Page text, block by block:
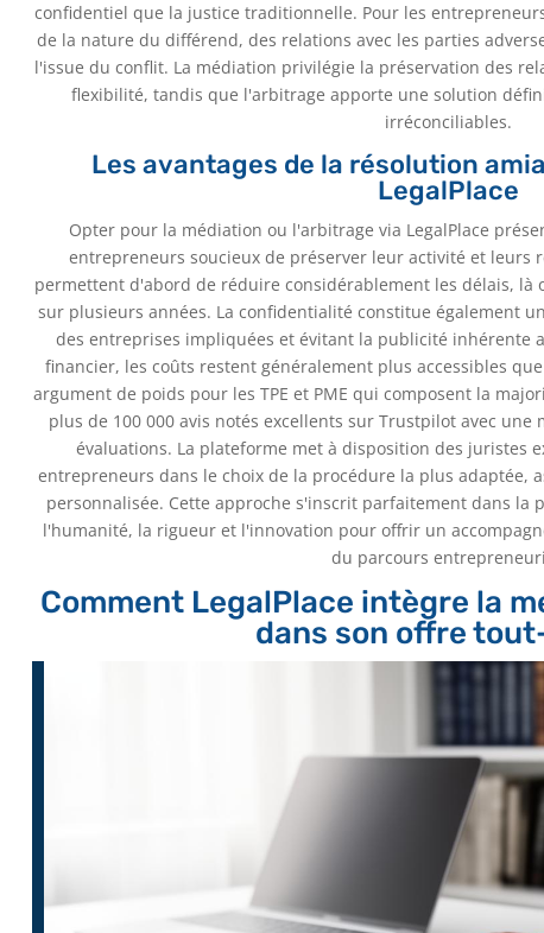
confidentiel que la justice traditionnelle. Pour les
de la nature du différend, des relations avec les parties
l'issue du conflit. La médiation privilégie la préservation des
flexibilité, tandis que l'arbitrage apporte une solution
irréconciliables.
Les avantages de la résolution
LegalPlace
Opter pour la médiation ou l'arbitrage via LegalPlace
entrepreneurs soucieux de préserver leur activité et leurs
permettent d'abord de réduire considérablement les délais,
sur plusieurs années. La confidentialité constitue également
des entreprises impliquées et évitant la publicité inhérente
financier, les coûts restent généralement plus accessibles
argument de poids pour les TPE et PME qui composent la
plus de 100 000 avis notés excellents sur Trustpilot avec une
évaluations. La plateforme met à disposition des juristes
entrepreneurs dans le choix de la procédure la plus adaptée,
personnalisée. Cette approche s'inscrit parfaitement dans la
l'humanité, la rigueur et l'innovation pour offrir un
du parcours
Comment LegalPlace intègre la
dans son offre